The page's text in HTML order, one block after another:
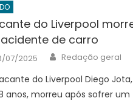
do Liverpool
de carro
07/2025 Author
Redação geral
do Liverpool Diego Jota,
anos, morreu após sofrer um